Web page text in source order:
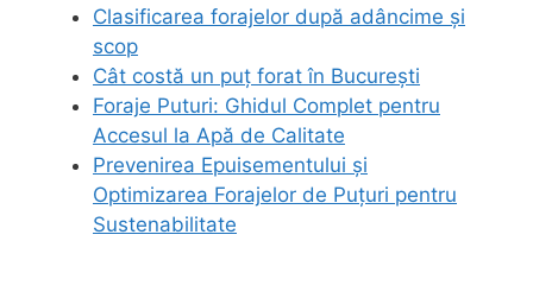
Clasificarea forajelor după adâncime și
scop
Cât costă un puț forat în București
Foraje Puturi: Ghidul Complet pentru
Accesul la Apă de Calitate
Prevenirea Epuisementului și
Optimizarea Forajelor de Puțuri pentru
Sustenabilitate